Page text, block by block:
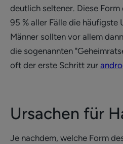
deutlich seltener. Diese
95 % aller Fälle die häufigste
Männer sollten vor allem
die sogenannten
oft der erste Schritt zur
Ursachen für
Je nachdem, welche Form